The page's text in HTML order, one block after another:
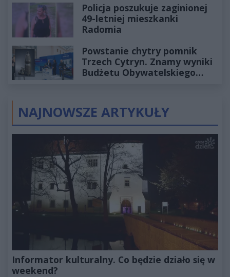
Policja poszukuje zaginionej
49-letniej mieszkanki
Radomia
Powstanie chytry pomnik
Trzech Cytryn. Znamy wyniki
Budżetu Obywatelskiego
NAJNOWSZE ARTYKUŁY
Informator kulturalny. Co będzie działo się w
weekend?